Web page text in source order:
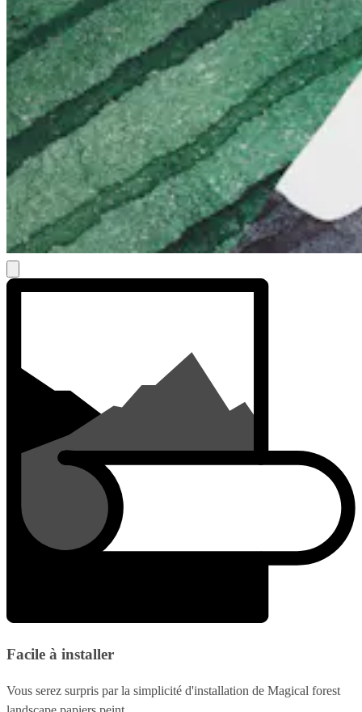
Facile à installer
Vous serez surpris par la simplicité d'installation de Magical forest